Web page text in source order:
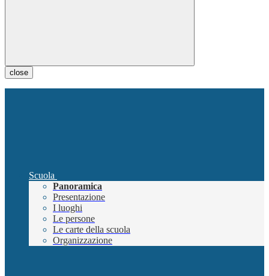
close
Scuola
Panoramica
Presentazione
I luoghi
Le persone
Le carte della scuola
Organizzazione